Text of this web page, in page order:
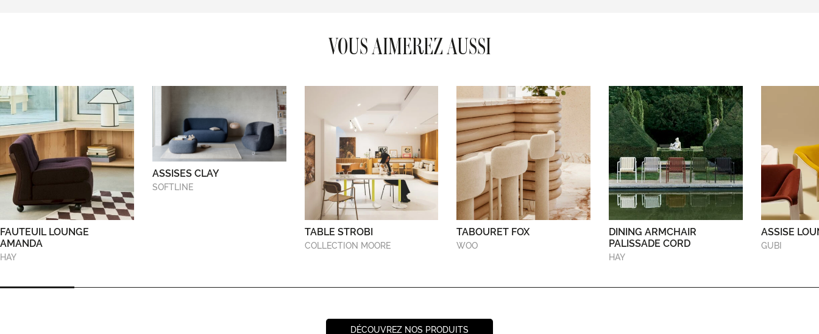
VOUS AIMEREZ AUSSI
FAUTEUIL LOUNGE
AMANDA
HAY
ASSISES CLAY
SOFTLINE
TABLE STROBI
COLLECTION MOORE
TABOURET FOX
WOO
DINING ARMCHAIR
PALISSADE CORD
HAY
ASSISE
GUBI
DÉCOUVREZ NOS PRODUITS